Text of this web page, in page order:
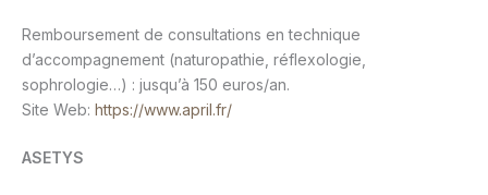
Remboursement de consultations en technique
d’accompagnement (naturopathie, réflexologie,
sophrologie…) : jusqu’à 150 euros/an.
Site Web: https://www.april.fr/
ASETYS